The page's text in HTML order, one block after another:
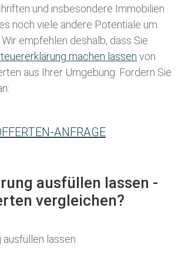
und insbesondere Immobilien
noch viele andere Potentiale um
empfehlen deshalb, dass Sie
machen lassen von
aus Ihrer Umgebung. Fordern Sie
ANFRAGE
ausfüllen lassen -
vergleichen?